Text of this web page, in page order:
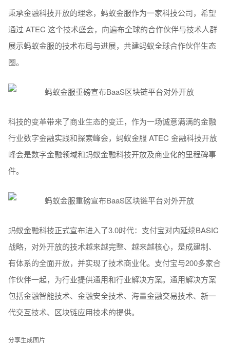
秉承金融科技开放的理念，蚂蚁金服作为一家科技公司，希望
通过 ATEC 这个技术盛会，向遍布全球的合作伙伴与技术人群
展示蚂蚁金服的技术布局与进展，共建蚂蚁全球合作伙伴生态
圈。
科技的变革带来了商业生态的变迁，作为一场诚意满满的金融
行业数字金融实践和探索峰会，蚂蚁金服 ATEC 金融科技开放
峰会是数字金融领域和蚂蚁金融科技开放及商业化的里程碑事
件。
蚂蚁金融科技正式宣布进入了3.0时代：支付宝对内延续BASIC
战略，对外开放的技术越来越完整、越来越核心，是成建制、
有体系的全面开放，并实现了技术商业化。支付宝与200多家合
作伙伴一起，为行业提供通用和行业解决方案。通用解决方案
包括金融智能技术、金融安全技术、海量金融交易技术、新一
代交互技术、区块链应用技术的提供。
分享生成图片